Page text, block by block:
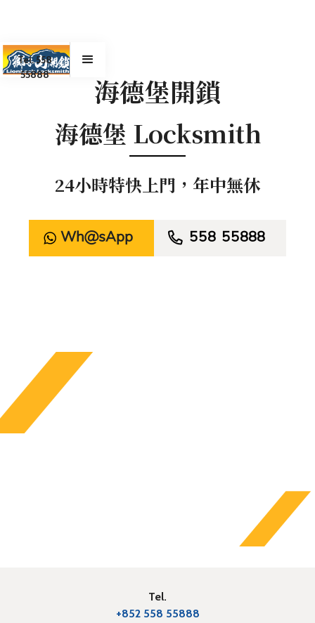
Tel. 558
55888
海德堡開鎖
海德堡 Locksmith
24小時特快上門，年中無休
WhatsApp  558 55888
Tel.
+852 558 55888